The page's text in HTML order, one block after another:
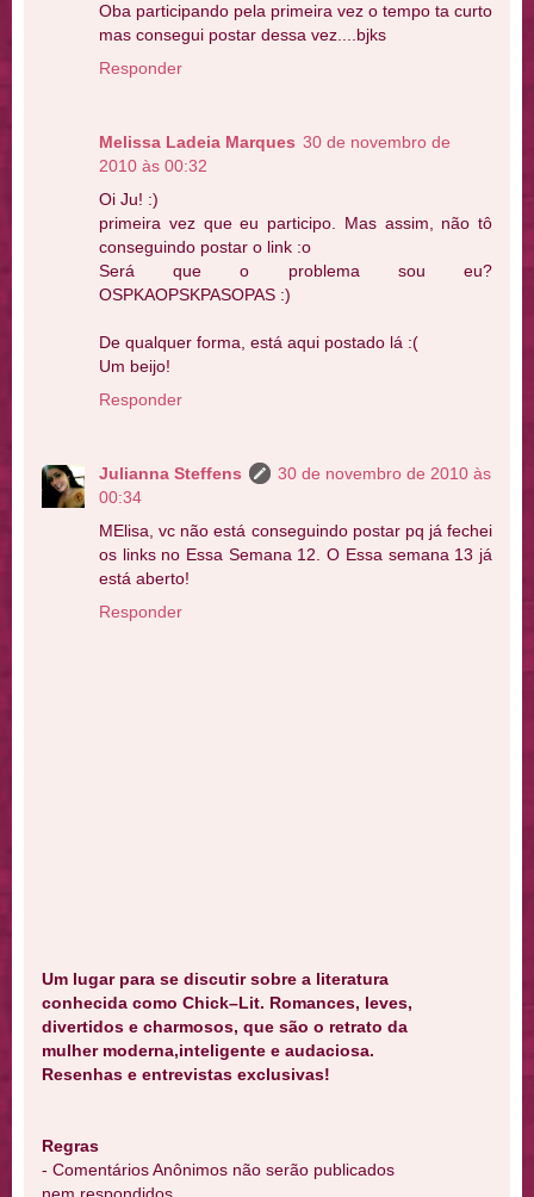
Oba participando pela primeira vez o tempo ta curto
mas consegui postar dessa vez....bjks
Responder
Melissa Ladeia Marques 30 de novembro de
2010 às 00:32
Oi Ju! :)
primeira vez que eu participo. Mas assim, não tô
conseguindo postar o link :o
Será que o problema sou eu?
OSPKAOPSKPASOPAS :)
De qualquer forma, está aqui postado lá :(
Um beijo!
Responder
Julianna Steffens
30 de novembro de 2010 às
00:34
MElisa, vc não está conseguindo postar pq já fechei
os links no Essa Semana 12. O Essa semana 13 já
está aberto!
Responder
Um lugar para se discutir sobre a literatura
conhecida como Chick–Lit. Romances, leves,
divertidos e charmosos, que são o retrato da
mulher moderna,inteligente e audaciosa.
Resenhas e entrevistas exclusivas!
Regras
- Comentários Anônimos não serão publicados
nem respondidos.